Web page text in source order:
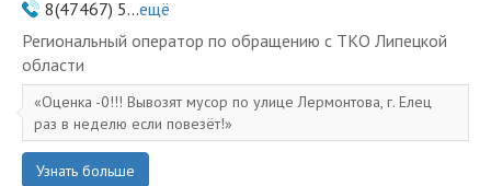
8(47467) 5...ещё
Региональный оператор по обращению с ТКО Липецкой
области
Оценка -0!!! Вывозят мусор по улице Лермонтова, г. Елец
раз в неделю если повезёт!
Узнать больше